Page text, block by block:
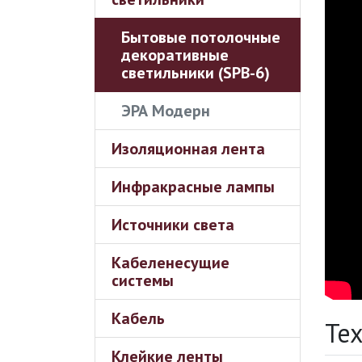
Бытовые потолочные
декоративные
светильники (SPB-6)
ЭРА Модерн
Изоляционная лента
Инфракрасные лампы
Источники света
Кабеленесущие
системы
Кабель
Клейкие ленты